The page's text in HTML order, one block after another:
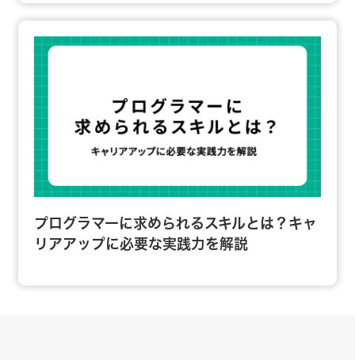
プログラマーに求められるスキルとは？キャ
リアアップに必要な実践力を解説